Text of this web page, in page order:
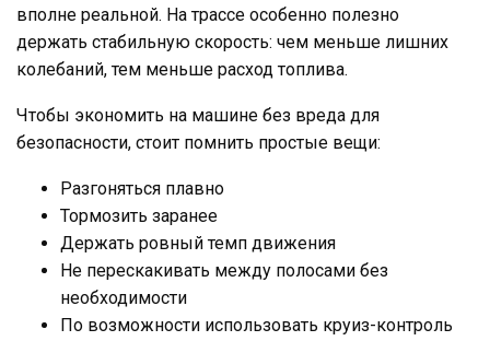
вполне реальной. На трассе особенно полезно
держать стабильную скорость: чем меньше лишних
колебаний, тем меньше расход топлива.
Чтобы экономить на машине без вреда для
безопасности, стоит помнить простые вещи:
Разгоняться плавно
Тормозить заранее
Держать ровный темп движения
Не перескакивать между полосами без
необходимости
По возможности использовать круиз-контроль